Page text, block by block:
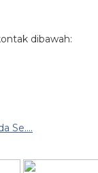
dibawah:
Se....